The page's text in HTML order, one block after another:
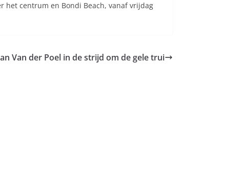
het centrum en Bondi Beach, vanaf vrijdag
Van der Poel in de strijd om de gele trui